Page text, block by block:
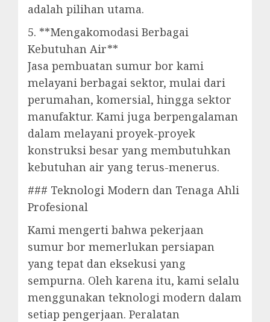
adalah pilihan utama.
5. **Mengakomodasi Berbagai
Kebutuhan Air**
Jasa pembuatan sumur bor kami
melayani berbagai sektor, mulai dari
perumahan, komersial, hingga sektor
manufaktur. Kami juga berpengalaman
dalam melayani proyek-proyek
konstruksi besar yang membutuhkan
kebutuhan air yang terus-menerus.
### Teknologi Modern dan Tenaga Ahli
Profesional
Kami mengerti bahwa pekerjaan
sumur bor memerlukan persiapan
yang tepat dan eksekusi yang
sempurna. Oleh karena itu, kami selalu
menggunakan teknologi modern dalam
setiap pengerjaan. Peralatan